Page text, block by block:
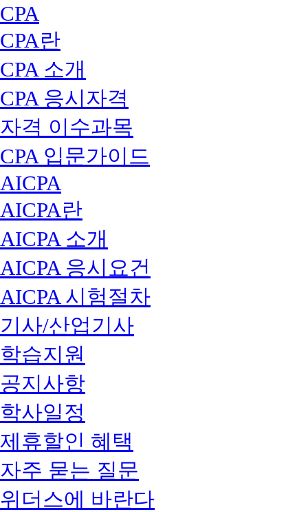
CPA
CPA란
CPA 소개
CPA 응시자격
자격 이수과목
CPA 입문가이드
AICPA
AICPA란
AICPA 소개
AICPA 응시요건
AICPA 시험절차
기사/산업기사
학습지원
공지사항
학사일정
제휴할인 혜택
자주 묻는 질문
위더스에 바란다